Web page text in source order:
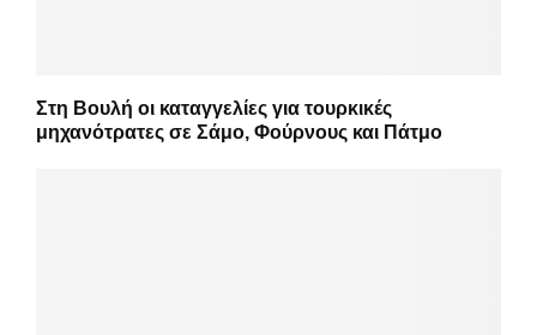
Στη Βουλή οι καταγγελίες για τουρκικές
μηχανότρατες σε Σάμο, Φούρνους και Πάτμο